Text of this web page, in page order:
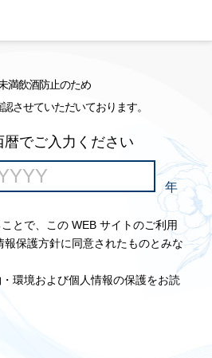
満飲酒防止のため
させていただいております。
暦でご入力ください
年
とで、この WEB サイトのご利用
保護方針に同意されたものとみな
環境および個人情報の保護をお読